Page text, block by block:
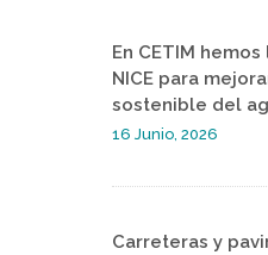
En CETIM
NICE para
sostenible del
16 Junio, 2026
Carreteras y